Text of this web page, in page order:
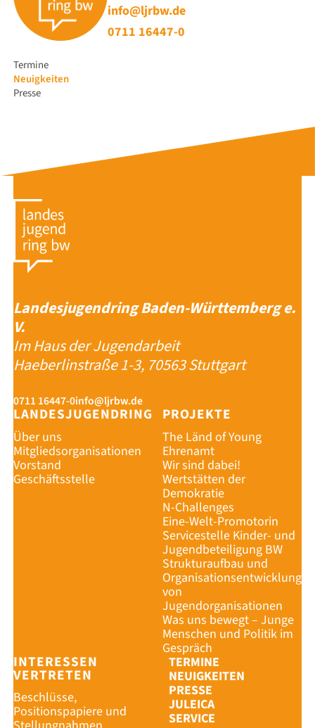
Navigation
überspringen
Termine
Neuigkeiten
Presse
info@ljrbw.de
0711 16447-0
Landesjugendring Baden-Württemberg e.
V.
Im Haus der Jugendarbeit
Haeberlinstraße 1-3, 70563 Stuttgart
0711 16447-0info@ljrbw.de
LANDESJUGENDRING
Über uns
Mitgliedsorganisationen
Vorstand
Geschäftsstelle
PROJEKTE
The Länd of Young
Ehrenamt
Wir sind dabei!
Wertstätten der
Demokratie
N-Challenges
Eine-Welt-Promotorin
Servicestelle Kinder- und
Jugendbeteiligung BW
Strukturaufbau und
Organisationsentwicklung
von
Jugendorganisationen
Was uns bewegt – Junge
Menschen und Politik im
Gespräch
INTERESSEN
VERTRETEN
Beschlüsse,
Positionspapiere und
TERMINE
NEUIGKEITEN
PRESSE
JULEICA
SERVICE